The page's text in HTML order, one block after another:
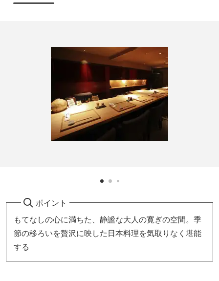
ポイント
もてなしの心に満ちた、静謐な大人の寛ぎの空間。季
節の移ろいを贅沢に映した日本料理を気取りなく堪能
する